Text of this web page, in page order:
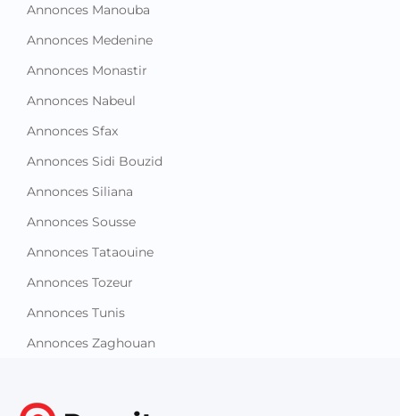
Annonces Monastir
Annonces Nabeul
Annonces Sfax
Annonces Sidi Bouzid
Annonces Siliana
Annonces Sousse
Annonces Tataouine
Annonces Tozeur
Annonces Tunis
Annonces Zaghouan